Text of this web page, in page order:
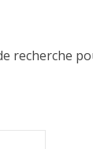
recherche